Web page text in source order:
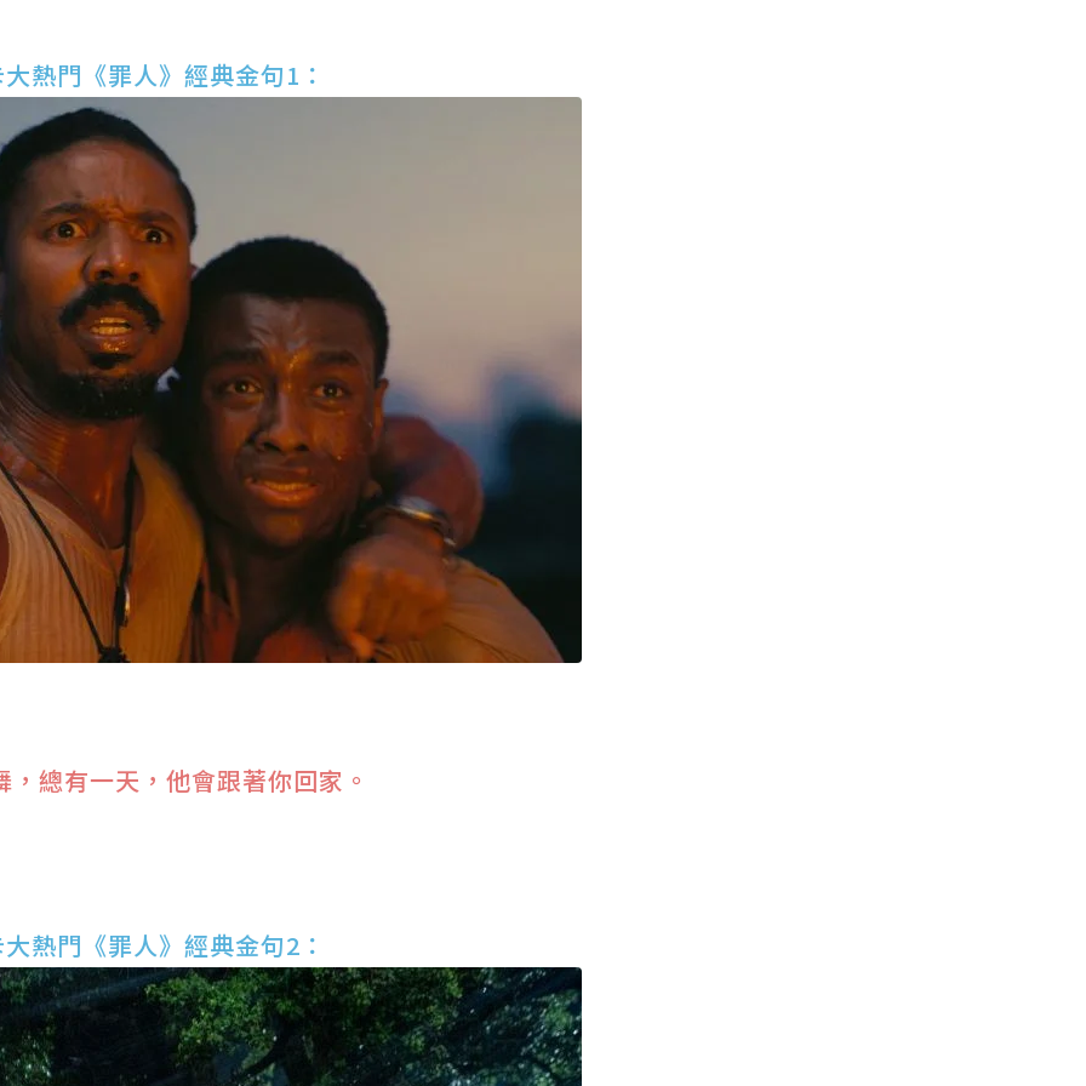
熱門《罪人》經典金句1：
，總有一天，他會跟著你回家。
熱門《罪人》經典金句2：